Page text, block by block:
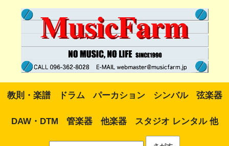
教則・楽譜 ドラム パーカション シンバル 弦楽器
DAW・DTM 管楽器 他楽器 スタジオ レンタル 他